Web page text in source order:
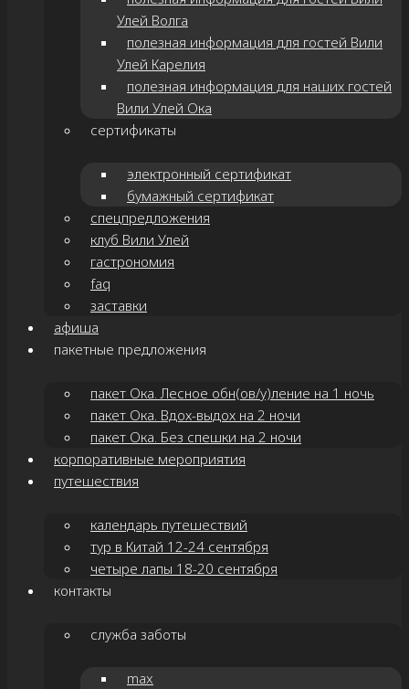
Улей Волга
полезная информация для гостей Вили
Улей Карелия
полезная информация для наших гостей
Вили Улей Ока
сертификаты
электронный сертификат
бумажный сертификат
спецпредложения
клуб Вили Улей
гастрономия
faq
заставки
афиша
пакетные предложения
пакет Ока. Лесное обн(ов/у)ление на 1 ночь
пакет Ока. Вдох-выдох на 2 ночи
пакет Ока. Без спешки на 2 ночи
корпоративные мероприятия
путешествия
календарь путешествий
тур в Китай 12-24 сентября
четыре лапы 18-20 сентября
контакты
служба заботы
max